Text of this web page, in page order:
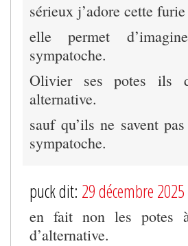
sérieux j’adore cette
elle permet
sympatoche.
Olivier ses potes ils
alternative.
sauf qu’ils ne savent
sympatoche.
puck dit: 29 décembre
en fait non les potes
d’alternative.